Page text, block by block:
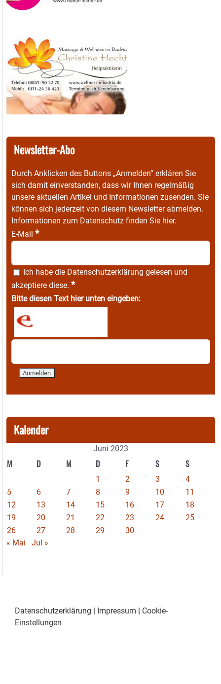
Newsletter-Abo
Durch Anklicken des Buttons „Anmelden“ erklären Sie
sich damit einverstanden, dass wir Ihnen regelmäßig
unsere aktuellen Artikel und Informationen zusenden. Sie
können sich jederzeit von diesem Newsletter abmelden.
Informationen zum Datenschutz finden Sie hier.
E-Mail *
Ich habe die Datenschutzerklärung gelesen und
akzeptiere diese. *
Bitte diesen Text hier unten eingeben:
Kalender
Juni 2023
M D M D F S S
1 2 3
4
5
6 7 8 9 10
11
12
13 14 15 16 17
18
19
20 21 22 23 24
25
26
27 28 29
30
« Mai
Jul »
Datenschutzerklärung | Impressum | Cookie-
Einstellungen